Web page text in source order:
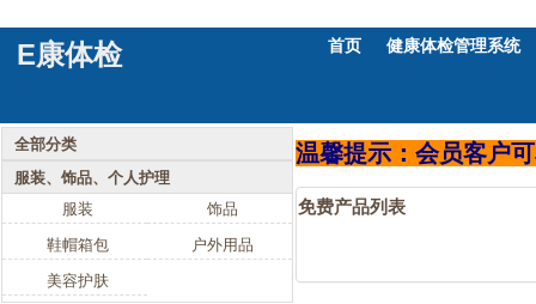
E康体检 首页 健康体检管理系统
全部分类
服装、饰品、个人护理
服装
饰品
鞋帽箱包
户外用品
美容护肤
温馨提示：会员客户
免费产品列表